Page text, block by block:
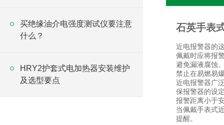
买绝缘油介电强度测试仪要注意
什么？
HRY2护套式电加热器安装维护
及选型要点
石英手表
近电报警器的
佩戴时应将报
避免漏液腐蚀
禁止在易燃易
近电报警器广
保报警器的设
报警距离小于
当佩戴手表式
提醒。